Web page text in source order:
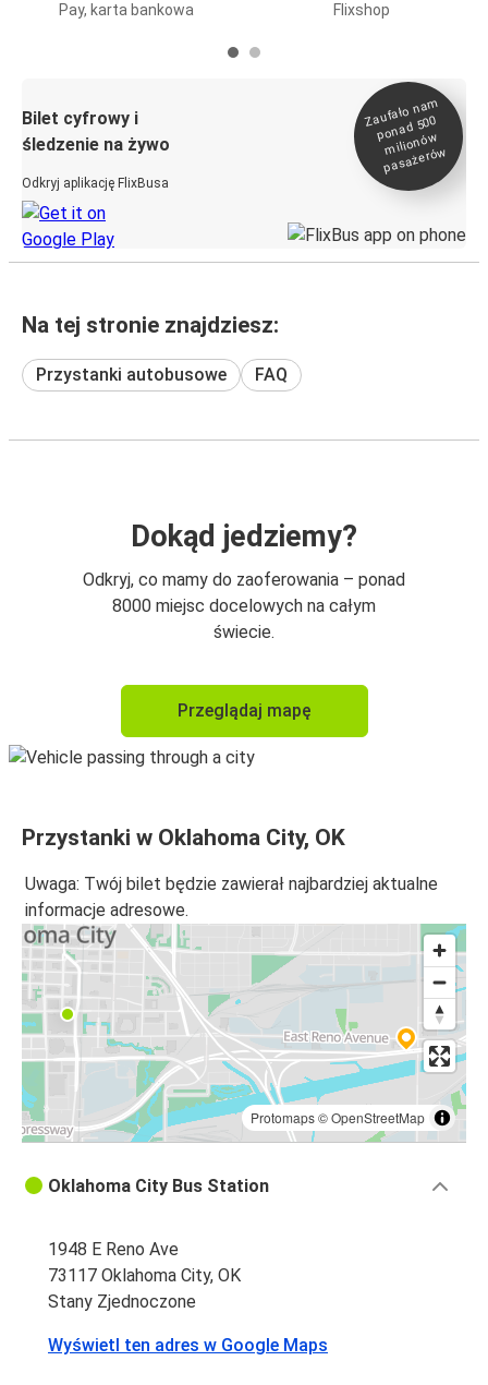
Pay, karta bankowa
Flixshop
Bilet cyfrowy i
śledzenie na żywo
Odkryj aplikację FlixBusa
Zaufało na
m
ponad 500
milionó
w
pasażeró
w
Na tej stronie znajdziesz:
Przystanki autobusowe FAQ
Dokąd jedziemy?
Odkryj, co mamy do zaoferowania – ponad
8000 miejsc docelowych na całym
świecie.
Przeglądaj mapę
Przystanki w Oklahoma City, OK
Uwaga: Twój bilet będzie zawierał najbardziej aktualne
informacje adresowe.
Protomaps©OpenStreetMap
Oklahoma City Bus Station
1948 E Reno Ave
73117 Oklahoma City, OK
Stany Zjednoczone
Wyświetl ten adres w Google Maps